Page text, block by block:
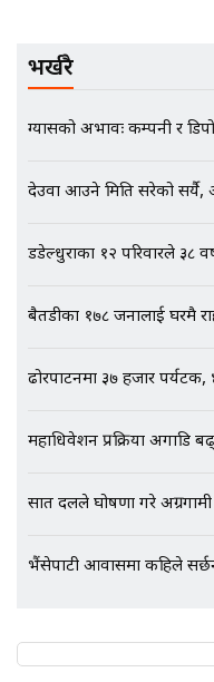
भर्खरै
ग्यासको अभावः कम्पनी र
देउवा आउने मिति सरेको
डडेल्धुराका १२ परिवारले ३८
बैतडीका १७८ जनालाई घरमै
ढोरपाटनमा ३७ हजार
महाधिवेशन प्रक्रिया अगाडि
सात दलले घोषणा गरे अग्रगामी
भैंसेपाटी आवासमा कहिले सर्छन्